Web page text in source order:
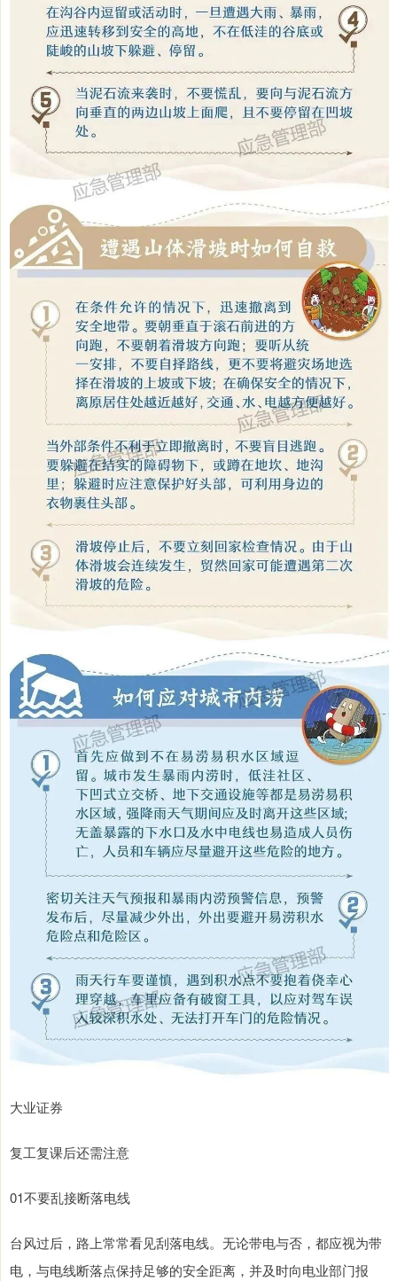
大业证券
复工复课后还需注意
01不要乱接断落电线
台风过后，路上常常看见刮落电线。无论带电与否，都应视为带
电，与电线断落点保持足够的安全距离，并及时向电业部门报